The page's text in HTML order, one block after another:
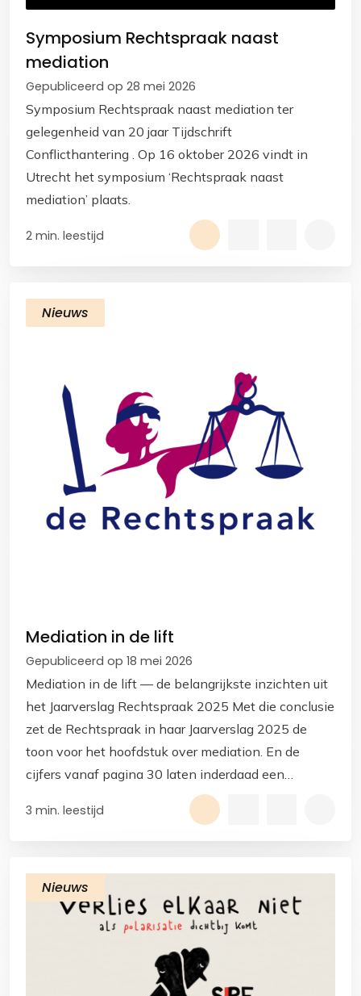
Symposium Rechtspraak naast
mediation
Gepubliceerd op 28 mei 2026
Symposium Rechtspraak naast mediation ter
gelegenheid van 20 jaar Tijdschrift
Conflicthantering . Op 16 oktober 2026 vindt in
Utrecht het symposium ‘Rechtspraak naast
mediation’ plaats.
2 min. leestijd
Nieuws
Mediation in de lift
Gepubliceerd op 18 mei 2026
Mediation in de lift — de belangrijkste inzichten uit
het Jaarverslag Rechtspraak 2025 Met die conclusie
zet de Rechtspraak in haar Jaarverslag 2025 de
toon voor het hoofdstuk over mediation. En de
cijfers vanaf pagina 30 laten inderdaad een
duidelijke ontwikkeling zien.
3 min. leestijd
Nieuws